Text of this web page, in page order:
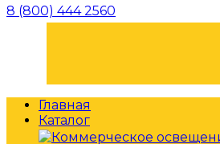
8 (800) 444 2560
Главная
Каталог